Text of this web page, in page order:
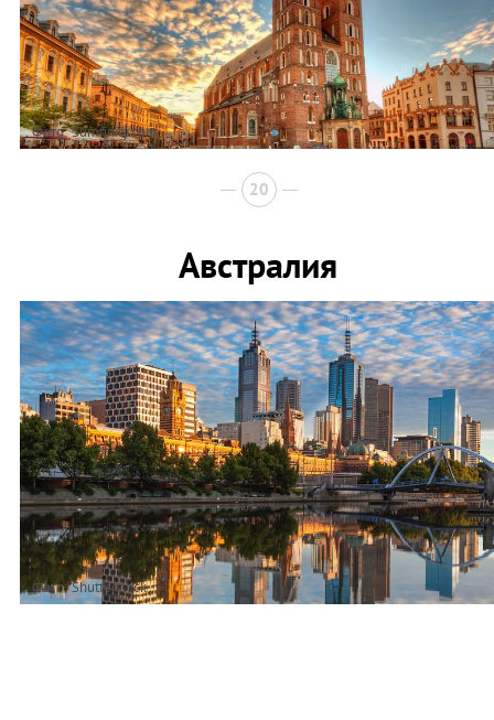
Фото: Sumfinity.com
20
Австралия
Фото: Shutterstock